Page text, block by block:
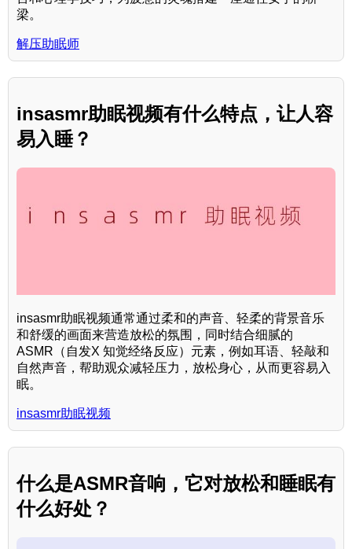
梁。
解压助眠师
insasmr助眠视频有什么特点，让人容
易入睡？
insasmr助眠视频通常通过柔和的声音、轻柔的背景音乐
和舒缓的画面来营造放松的氛围，同时结合细腻的
ASMR（自发X 知觉经络反应）元素，例如耳语、轻敲和
自然声音，帮助观众减轻压力，放松身心，从而更容易入
眠。
insasmr助眠视频
什么是ASMR音响，它对放松和睡眠有
什么好处？